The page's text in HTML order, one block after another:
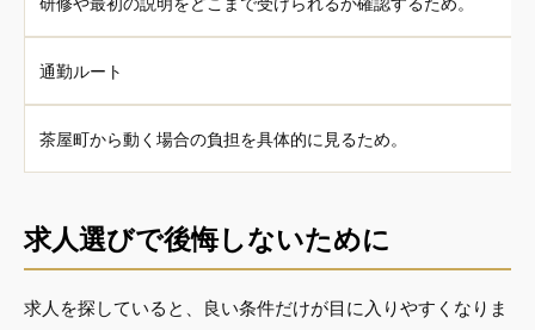
通勤ルート
茶屋町から動く場合の負担を具体的に見るため。
求人選びで後悔しないために
求人を探していると、良い条件だけが目に入りやすくなりま